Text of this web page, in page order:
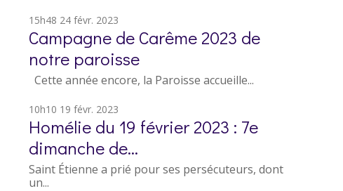
15h48 24 févr. 2023
Campagne de Carême 2023 de
notre paroisse
Cette année encore, la Paroisse accueille...
10h10 19 févr. 2023
Homélie du 19 février 2023 : 7e
dimanche de...
Saint Étienne a prié pour ses persécuteurs, dont
un...